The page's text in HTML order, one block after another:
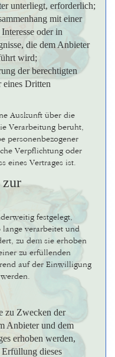
unterliegt, erforderlich;
mit einer
oder in
die dem Anbieter
wird;
der berechtigten
eines Dritten
Auskunft über die
Verarbeitung beruht,
personenbezogener
Verpflichtung oder
eines Vertrages ist.
festgelegt,
lange verarbeitet und
zu dem sie erhoben
zu erfüllenden
auf der Einwilligung
zu Zwecken der
Anbieter und dem
erhoben werden,
dieses